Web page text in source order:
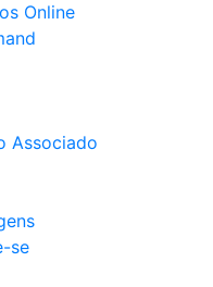
Online
Associado
se